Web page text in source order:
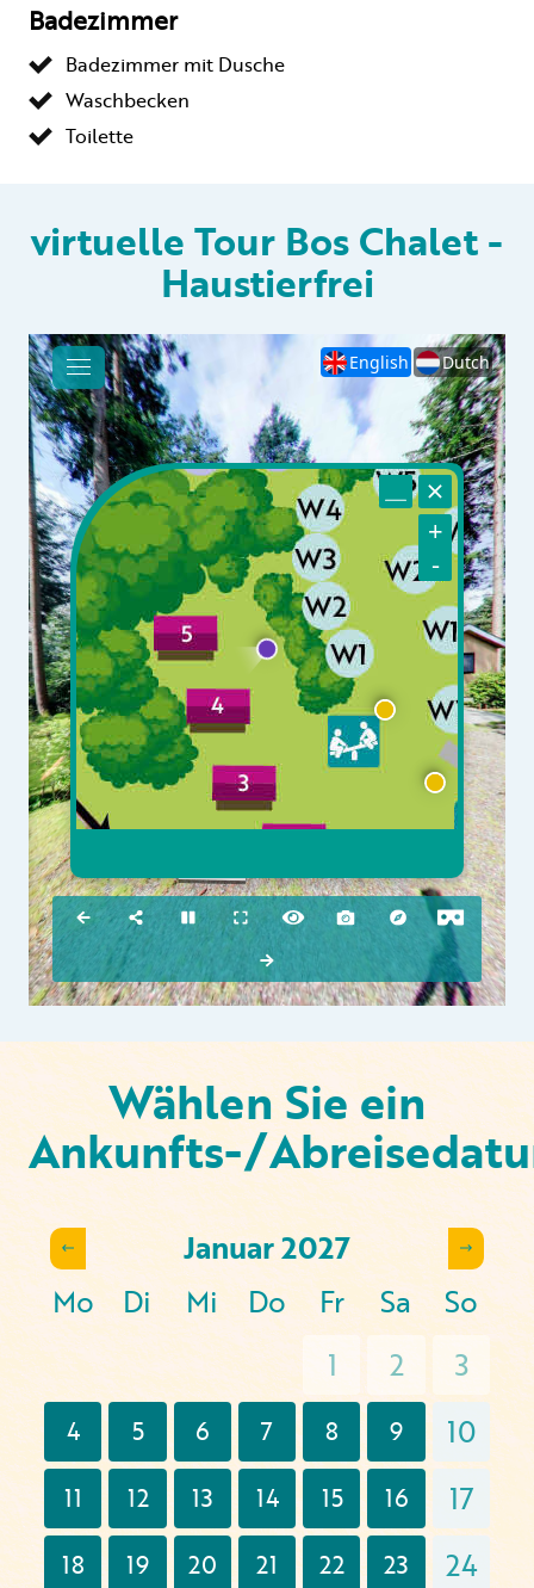
Badezimmer
Badezimmer mit Dusche
Waschbecken
Toilette
virtuelle Tour Bos Chalet -
Haustierfrei
Wählen Sie ein
Ankunfts-/
Januar2027
Mo Di Mi Do Fr Sa
So
1
2 3
4 5 6 7 8 9 10
11 12 13 14 15 16 17
18 19 20 21 22 23 24